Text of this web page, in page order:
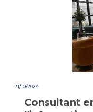
21/10/2024
Consultant